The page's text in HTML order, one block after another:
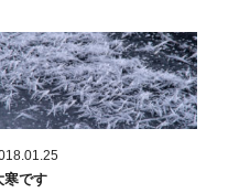
寒です